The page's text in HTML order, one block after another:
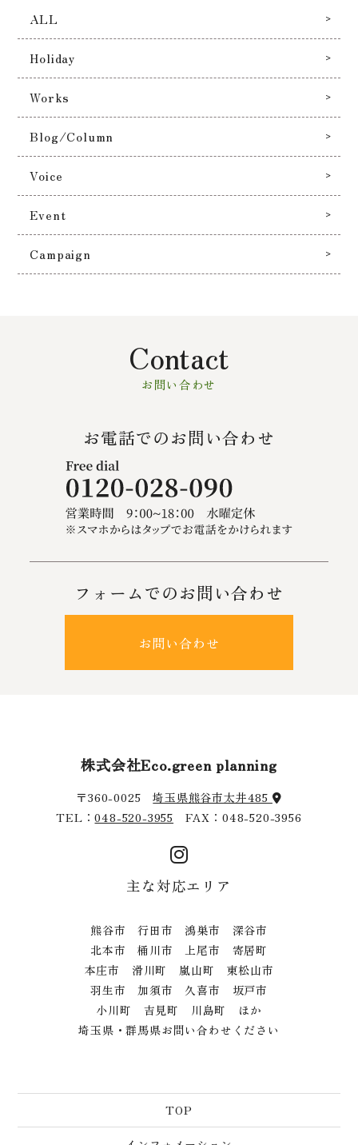
ALL
Holiday
Works
Blog/Column
Voice
Event
Campaign
Contact
お問い合わせ
お電話でのお問い合わせ
フォームでのお問い合わせ
お問い合わせ
株式会社Eco.green planning
〒360-0025埼玉県熊谷市太井485
TEL：048-520-3955 FAX：048-520-3956
主な対応エリア
熊谷市 行田市 鴻巣市 深谷市
北本市 桶川市 上尾市 寄居町
本庄市 滑川町 嵐山町 東松山市
羽生市 加須市 久喜市 坂戸市
小川町 吉見町 川島町 ほか
埼玉県・群馬県お問い合わせください
TOP